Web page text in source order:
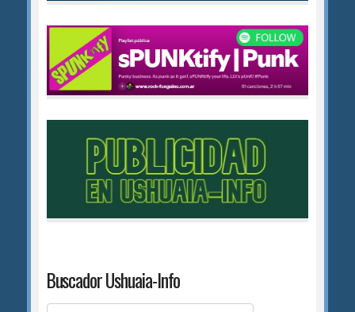
Buscador Ushuaia-Info